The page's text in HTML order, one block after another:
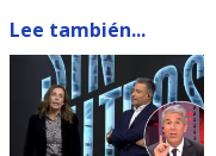
Lee también...